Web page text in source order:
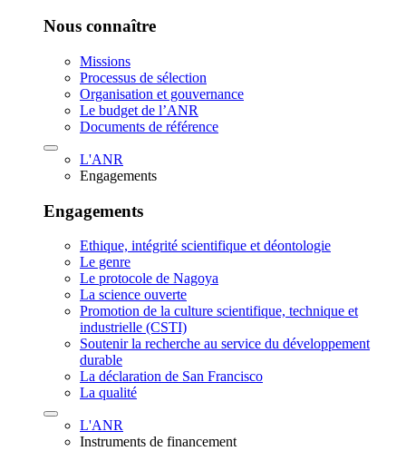
Nous connaître
Missions
Processus de sélection
Organisation et gouvernance
Le budget de l’ANR
Documents de référence
L'ANR
Engagements
Engagements
Ethique, intégrité scientifique et déontologie
Le genre
Le protocole de Nagoya
La science ouverte
Promotion de la culture scientifique, technique et
industrielle (CSTI)
Soutenir la recherche au service du développement
durable
La déclaration de San Francisco
La qualité
L'ANR
Instruments de financement